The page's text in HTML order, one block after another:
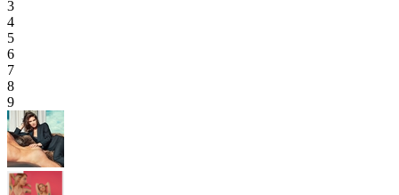
3
4
5
6
7
8
9